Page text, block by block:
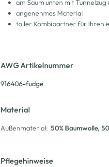
am Saum unten mit Tunnelzug
angenehmes Material
toller Kombipartner für Ihren
AWG Artikelnummer
916406-fudge
Material
Außenmaterial: 50% Baumwolle,
Pflegehinweise